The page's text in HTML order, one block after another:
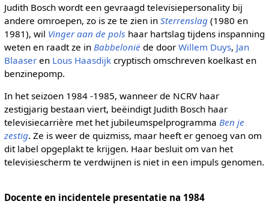
Judith Bosch wordt een gevraagd televisiepersonality bij
andere omroepen, zo is ze te zien in Sterrenslag(1980 en
1981), wil Vinger aan de pols haar hartslag tijdens inspanning
weten en raadt ze in Babbelonië de door Willem Duys, Jan
Blaaseren Lous Haasdijkcryptisch omschreven koelkast en
benzinepomp.
In het seizoen 1984 -1985, wanneer de NCRV haar
zestigjarig bestaan viert, beëindigt Judith Bosch haar
televisiecarrière met het jubileumspelprogramma Ben je
zestig. Ze is weer de quizmiss, maar heeft er genoeg van om
dit label opgeplakt te krijgen. Haar besluit om van het
televisiescherm te verdwijnen is niet in een impuls genomen.
Docente en incidentele presentatie na 1984